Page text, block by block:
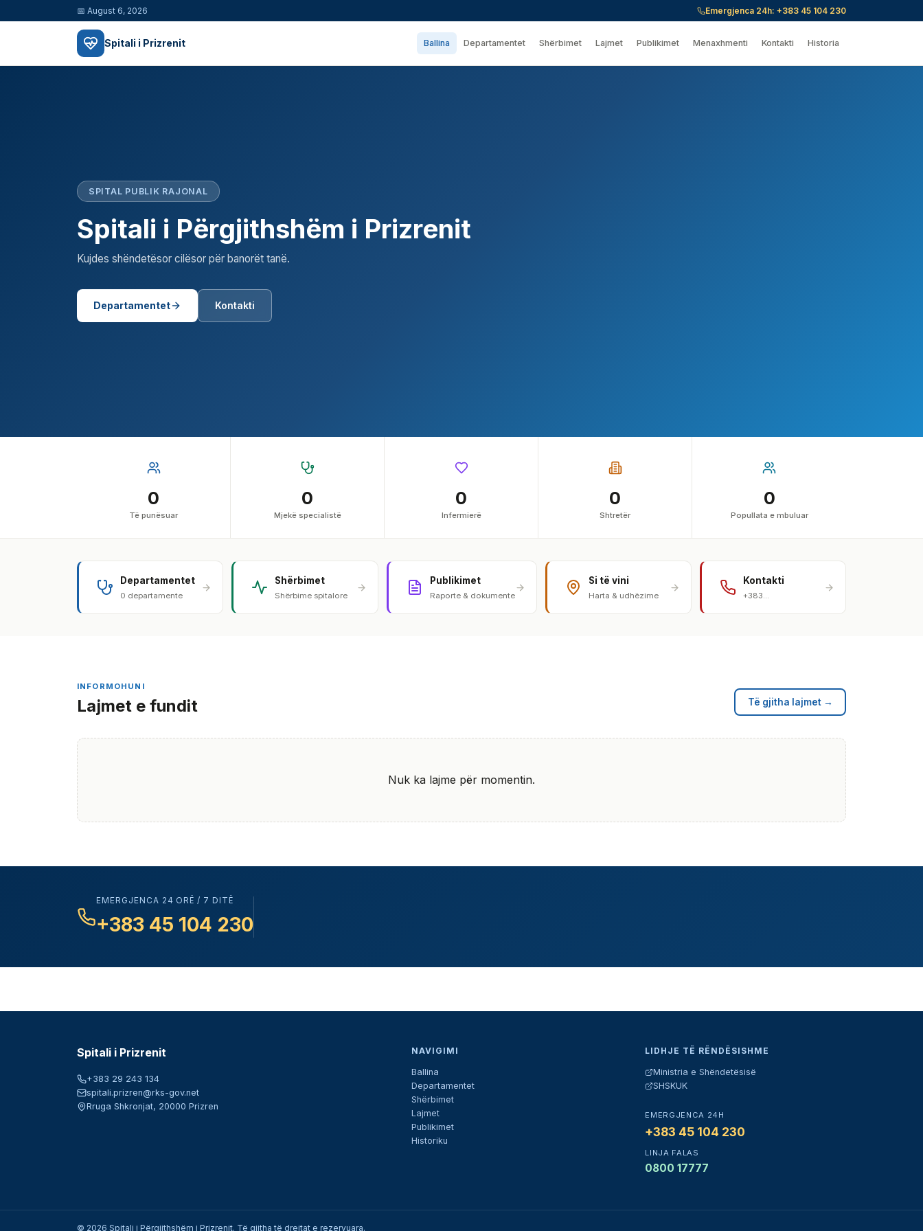
📅 August 6, 2026 Emergjenca 24h: +383 45 104 230
Spitali i Prizrenit Ballina Departamentet Shërbimet Lajmet Publikimet Menaxhmenti Kontakti Historia
SPITAL PUBLIK RAJONAL
Spitali i Përgjithshëm i Prizrenit
Kujdes shëndetësor cilësor për banorët tanë.
Departamentet Kontakti
0
Të punësuar
0
Mjekë specialistë
0
Infermierë
0
Shtretër
0
Popullata e mbuluar
Departamentet
0 departamente
Shërbimet
Shërbime spitalore
Publikimet
Raporte & dokumente
Si të vini
Harta & udhëzime
Kontakti
+383...
INFORMOHUNI
Lajmet e fundit Të gjitha lajmet →
Nuk ka lajme për momentin.
EMERGJENCA 24 ORË / 7 DITË
+383 45 104 230
Spitali i Prizrenit
+383 29 243 134
spitali.prizren@rks-gov.net
Rruga Shkronjat, 20000 Prizren
NAVIGIMI
Ballina
Departamentet
Shërbimet
Lajmet
Publikimet
Historiku
LIDHJE TË RËNDËSISHME
Ministria e Shëndetësisë
SHSKUK
EMERGJENCA 24H
+383 45 104 230
LINJA FALAS
0800 17777
© 2026 Spitali i Përgjithshëm i Prizrenit. Të gjitha të drejtat e rezervuara.